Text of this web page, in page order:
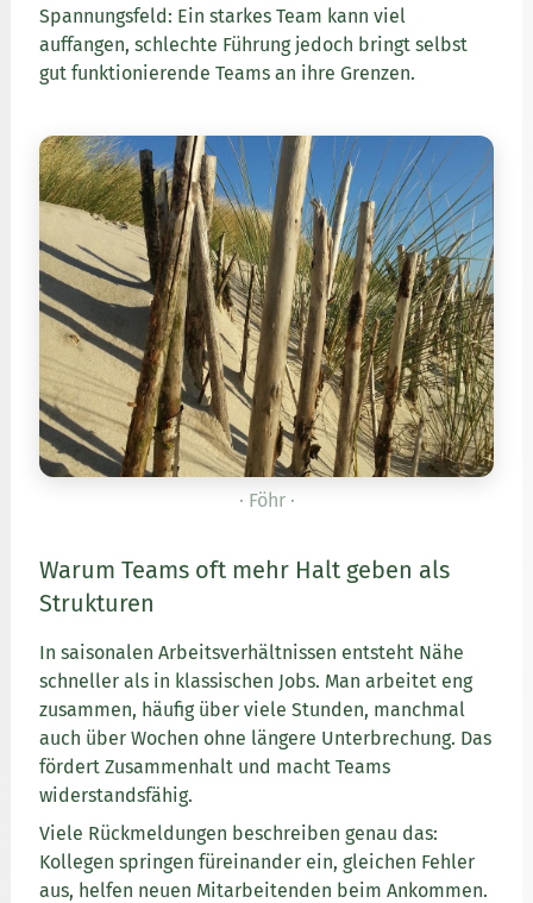
Spannungsfeld: Ein starkes Team kann viel
auffangen, schlechte Führung jedoch bringt selbst
gut funktionierende Teams an ihre Grenzen.
· Föhr ·
Warum Teams oft mehr Halt geben als
Strukturen
In saisonalen Arbeitsverhältnissen entsteht Nähe
schneller als in klassischen Jobs. Man arbeitet eng
zusammen, häufig über viele Stunden, manchmal
auch über Wochen ohne längere Unterbrechung. Das
fördert Zusammenhalt und macht Teams
widerstandsfähig.
Viele Rückmeldungen beschreiben genau das:
Kollegen springen füreinander ein, gleichen Fehler
aus, helfen neuen Mitarbeitenden beim Ankommen.